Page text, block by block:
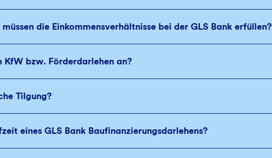
die Einkommensverhältnisse bei der GLS Bank erfüllen?
KfW bzw. Förderdarlehen an?
Tilgung?
eines GLS Bank Baufinanzierungsdarlehens?